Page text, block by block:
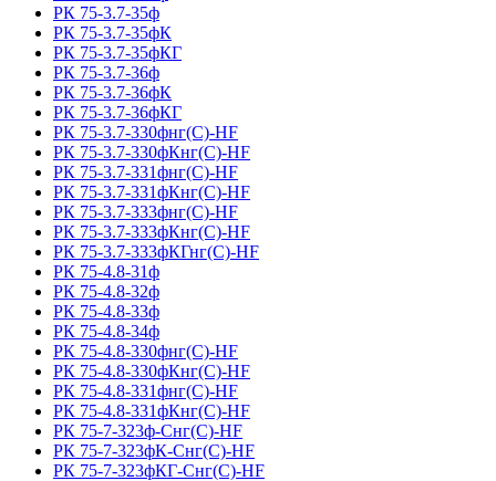
РК 75-3.7-35ф
РК 75-3.7-35фК
РК 75-3.7-35фКГ
РК 75-3.7-36ф
РК 75-3.7-36фК
РК 75-3.7-36фКГ
РК 75-3.7-330фнг(С)-HF
РК 75-3.7-330фКнг(С)-HF
РК 75-3.7-331фнг(С)-HF
РК 75-3.7-331фКнг(С)-HF
РК 75-3.7-333фнг(С)-HF
РК 75-3.7-333фКнг(С)-HF
РК 75-3.7-333фКГнг(С)-HF
РК 75-4.8-31ф
РК 75-4.8-32ф
РК 75-4.8-33ф
РК 75-4.8-34ф
РК 75-4.8-330фнг(С)-HF
РК 75-4.8-330фКнг(С)-HF
РК 75-4.8-331фнг(С)-HF
РК 75-4.8-331фКнг(С)-HF
РК 75-7-323ф-Снг(С)-HF
РК 75-7-323фК-Снг(С)-HF
РК 75-7-323фКГ-Снг(С)-HF